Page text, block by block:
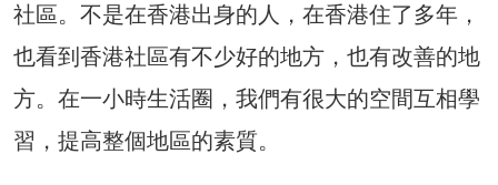
社區。不是在香港出身的人，在香港住了多年，
也看到香港社區有不少好的地方，也有改善的地
方。在一小時生活圈，我們有很大的空間互相學
習，提高整個地區的素質。